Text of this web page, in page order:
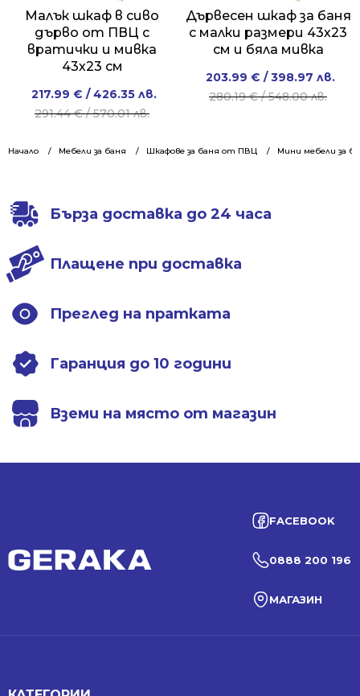
Начало Мебели за баня Шкафове за баня от ПВЦ Мини мебели за
Малък шкаф в сиво
дърво от ПВЦ с
вратички и мивка
43х23 см
291.44€/ 570.01 лв.
Original
price
291.44 €
217.99 € / 426.35 лв.
Current
price
217.99 €
Дървесен шкаф за баня
с малки размери 43х23
см и бяла мивка
280.19€/ 548.00 лв.
Original
price
/
203.99 € / 398.97 лв.
Current
price
/
Бърза доставка до 24 часа
Плащене при доставка
Преглед на пратката
Гаранция до 10 години
Вземи на място от магазин
FACEBOOK
0888 200 196
МАГАЗИН